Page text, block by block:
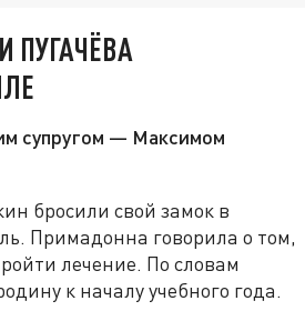
ПУГАЧЁВА
супругом — Максимом
бросили свой замок в
Примадонна говорила о том,
лечение. По словам
к началу учебного года.